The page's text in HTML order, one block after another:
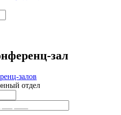
зал
залов
отдел